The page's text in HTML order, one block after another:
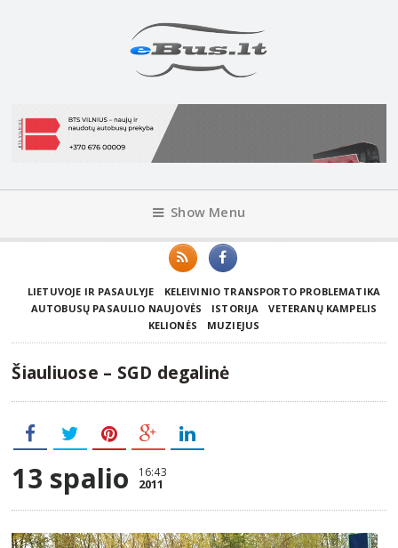
Show Menu
LIETUVOJE IR PASAULYJE
KELEIVINIO TRANSPORTO PROBLEMATIKA
AUTOBUSŲ PASAULIO NAUJOVĖS
ISTORIJA
VETERANŲ KAMPELIS
KELIONĖS
MUZIEJUS
Šiauliuose – SGD degalinė
13 spalio 16:43
2011